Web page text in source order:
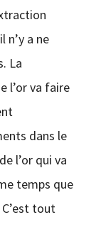
n’y a ne
La
l’or va faire
dans le
l’or qui va
temps que
tout